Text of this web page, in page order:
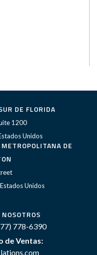
DE FLORIDA
1200
Unidos
DE
Unidos
778-6390
de Ventas: